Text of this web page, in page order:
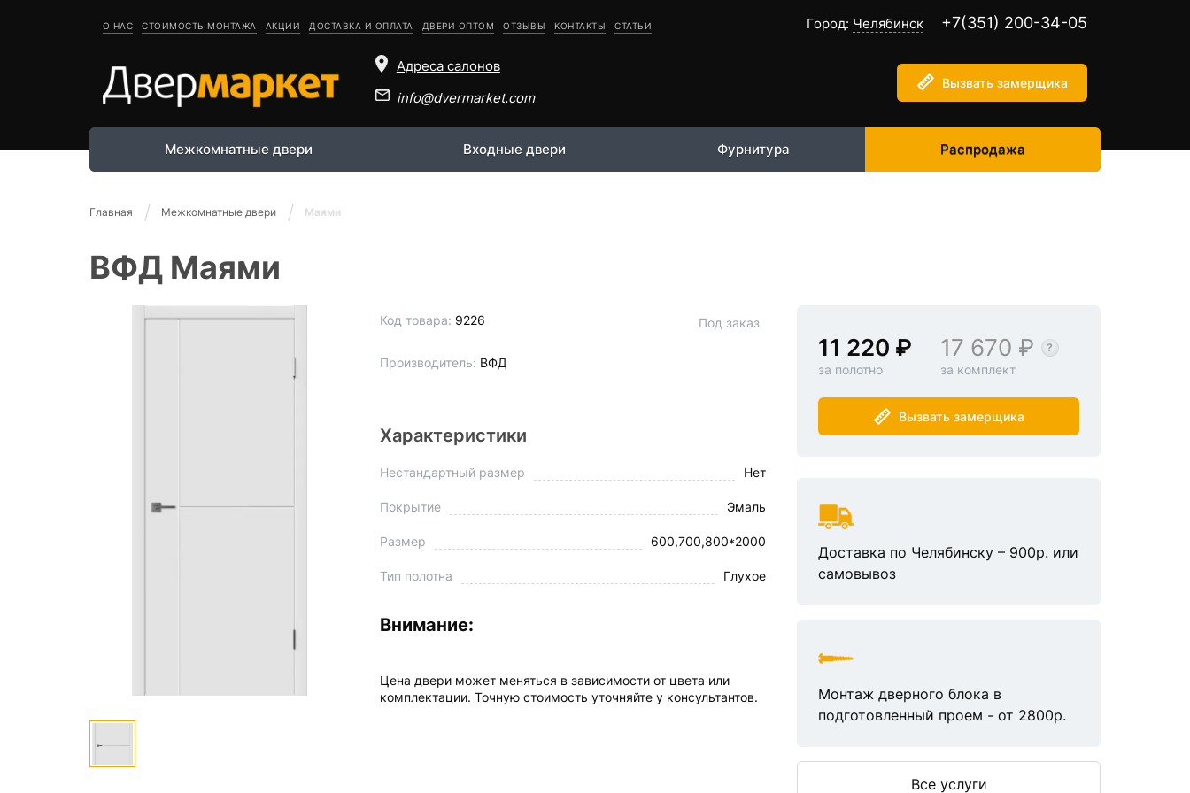
О НАС СТОИМОСТЬ МОНТАЖА АКЦИИ ДОСТАВКА И ОПЛАТА ДВЕРИ ОПТОМ ОТЗЫВЫ КОНТАКТЫ СТАТЬИ Город: Челябинск +7(351) 200-34-05
Адреса салонов
info@dvermarket.com
Вызвать замерщика
Межкомнатные двери Входные двери Фурнитура Распродажа
Главная Межкомнатные двери Маями
ВФД Маями
Код товара: 9226
Производитель: ВФД
Под заказ
Характеристики
Нестандартный размер Нет
Покрытие Эмаль
Размер 600,700,800*2000
Тип полотна Глухое
Внимание:
Цена двери может меняться в зависимости от цвета или
комплектации. Точную стоимость уточняйте у консультантов.
11 220
за полотно
17 670
за комплект
Вызвать замерщика
Доставка по Челябинску – 900р. или
самовывоз
Монтаж дверного блока в
подготовленный проем - от 2800р.
Все услуги